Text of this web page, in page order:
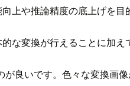
上や推論精度の底上げを
な変換が行えることに加
が良いです。色々な変換画像